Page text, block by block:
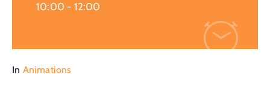
10:00 - 12:00
In Animations